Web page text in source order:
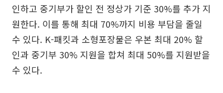
인하고 중기부가 할인 전 정상가 기준 30%를 추가 지
원한다. 이를 통해 최대 70%까지 비용 부담을 줄일
수 있다. K-패킷과 소형포장물은 우본 최대 20% 할
인과 중기부 30% 지원을 합쳐 최대 50%를 지원받을
수 있다.